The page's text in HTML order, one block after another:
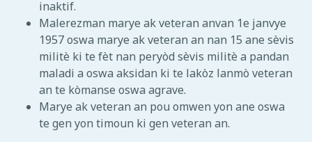
inaktif.
Malerezman marye ak veteran anvan 1e janvye
1957 oswa marye ak veteran an nan 15 ane sèvis
militè ki te fèt nan peryòd sèvis militè a pandan
maladi a oswa aksidan ki te lakòz lanmò veteran
an te kòmanse oswa agrave.
Marye ak veteran an pou omwen yon ane oswa
te gen yon timoun ki gen veteran an.